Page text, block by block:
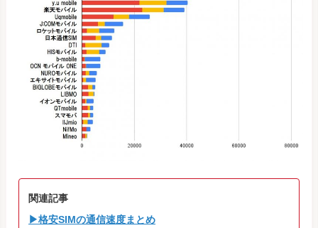
関連記事
▶格安SIMの通信速度まとめ